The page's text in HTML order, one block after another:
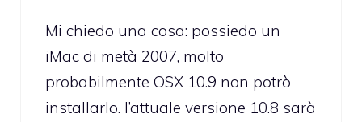
Mi chiedo una cosa: possiedo un
iMac di metà 2007, molto
probabilmente OSX 10.9 non potrò
installarlo. l’attuale versione 10.8 sarà